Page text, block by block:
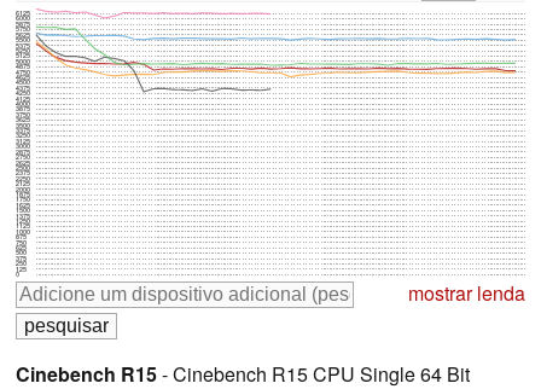
0
125
250
375
500
625
750
875
1000
1125
1250
1375
1500
1625
1750
1875
2000
2125
2250
2375
2500
2625
2750
2875
3000
3125
3250
3375
3500
3625
3750
3875
4000
4125
4250
4375
4500
4625
4750
4875
5000
5125
5250
5375
5500
5625
5750
5875
6000
6125
mostrar lenda
Cinebench R15- Cinebench R15 CPU Single 64 Bit